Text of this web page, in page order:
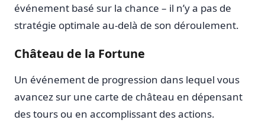
événement basé sur la chance – il n’y a pas de
stratégie optimale au-delà de son déroulement.
Château de la Fortune
Un événement de progression dans lequel vous
avancez sur une carte de château en dépensant
des tours ou en accomplissant des actions.